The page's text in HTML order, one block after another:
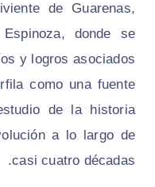
de Guarenas,
donde se
y logros asociados
como una fuente
de la historia
a lo largo de
casi cuatro décadas.